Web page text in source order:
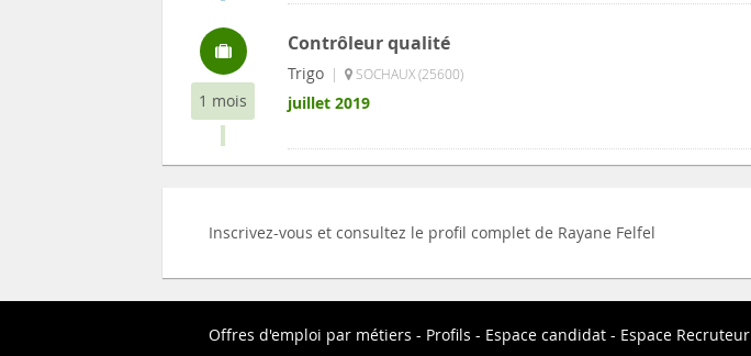
1 mois
Contrôleur qualité
Trigo | SOCHAUX (25600)
juillet 2019
Inscrivez-vous et consultez le profil complet de Rayane Felfel
Offres d'emploi par métiers Profils Espace candidat Espace Recruteur